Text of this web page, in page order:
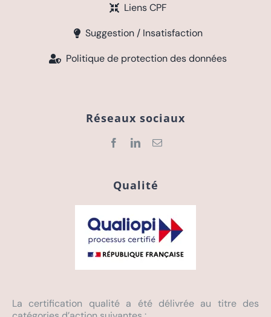
Liens CPF
Suggestion / Insatisfaction
Politique de protection des données
Réseaux sociaux
Qualité
La certification qualité a été délivrée au titre des